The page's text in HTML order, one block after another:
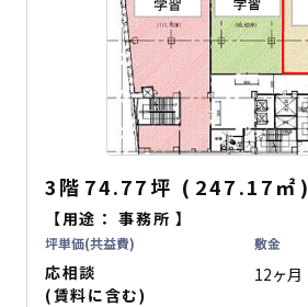
3階 74.77坪 ( 247.17㎡ )
【用途：事務所 】
坪単価(共益費)
応相談
(賃料に含む)
敷金
12ヶ月